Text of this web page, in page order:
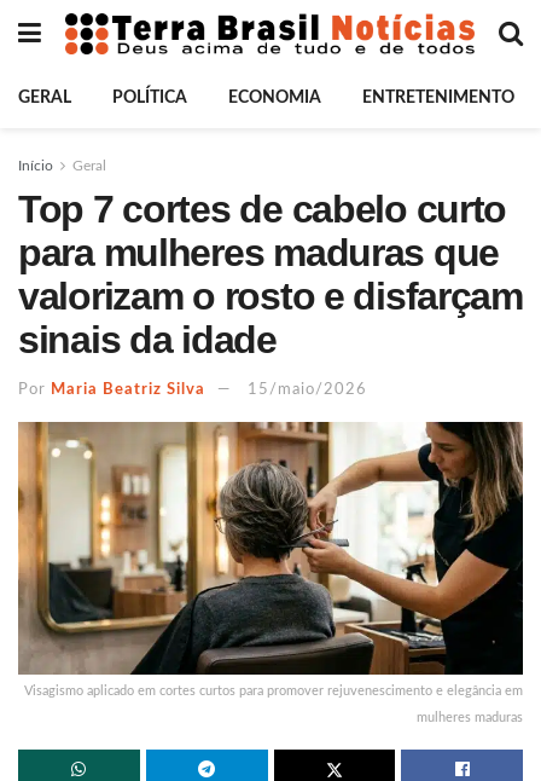
GERAL POLÍTICA ECONOMIA ENTRETENIMENTO
Início Geral
Top 7 cortes de cabelo curto
para mulheres maduras que
valorizam o rosto e disfarçam
sinais da idade
Por Maria Beatriz Silva 15/maio/2026
Visagismo aplicado em cortes curtos para promover rejuvenescimento e elegância em
mulheres maduras